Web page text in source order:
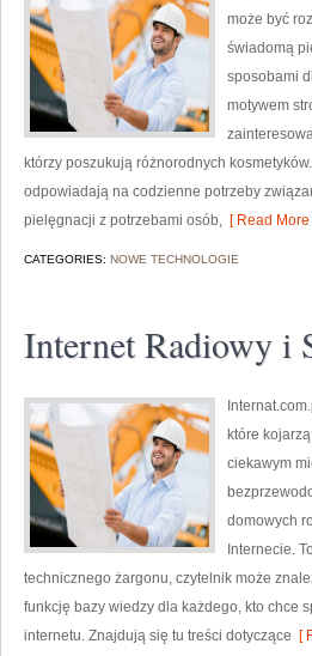
może być
świadomą
sposobami
motywem
którzy poszukują różnorodnych
odpowiadają na codzienne potrzeby
pielęgnacji z potrzebami osób, [ Read More
CATEGORIES: NOWE TECHNOLOGIE
Internet Radiowy i
które
ciekawym
domowych
Internecie.
technicznego żargonu, czytelnik może
funkcję bazy wiedzy dla każdego, kto chce
internetu. Znajdują się tu treści dotyczące [